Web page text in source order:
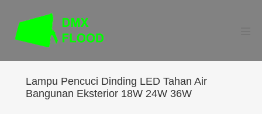
konten
Lampu Pencuci Dinding LED Tahan Air
Bangunan Eksterior 18W 24W 36W